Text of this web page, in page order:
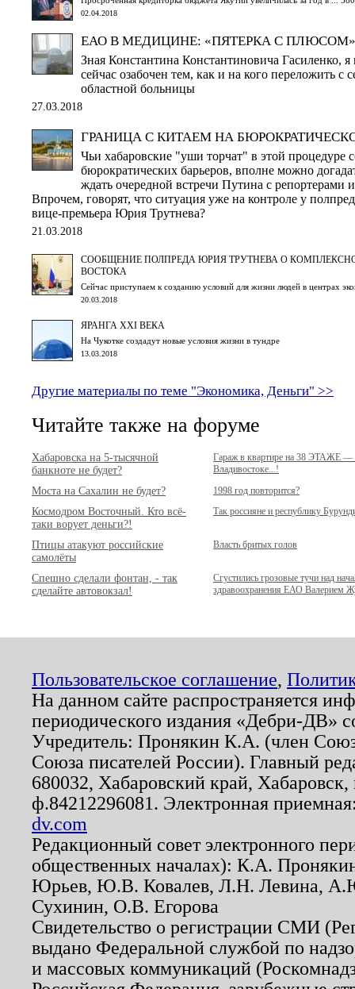
02.04.2018
ЕАО В МЕДИЦИНЕ: «ПЯТЕРКА С
Зная Константина Константиновича Гасиленко, я
сейчас озабочен тем, как и на кого переложить с
областной больницы
27.03.2018
ГРАНИЦА С КИТАЕМ НА
Чьи хабаровские "уши торчат" в этой процедуре
бюрократических барьеров, вполне можно
ждать очередной встречи Путина с репортерами
Впрочем, говорят, что ситуация уже на контроле у
вице-премьера Юрия Трутнева?
21.03.2018
СООБЩЕНИЕ ПОЛПРЕДА ЮРИЯ ТРУТНЕВА О
ВОСТОКА
Сейчас приступаем к созданию условий для жизни людей в центрах
20.03.2018
ЯРАНГА XXI ВЕКА
На Чукотке создадут новые условия жизни в тундре
13.03.2018
Другие материалы по теме "Экономика, Деньги" >>
Читайте также на форуме
Хабаровска на 5-тысячной
банкноте не будет?
Гараж в квартире на 38 ЭТАЖЕ —
Владивостоке...!
Моста на Сахалин не будет? 1998 год повторится?
Космодром Восточный. Кто всё-
таки ворует деньги?!
Так россияне и республику
Птицы атакуют российские
самолёты
Власть бритых голов
Спешно сделали фонтан, - так
сделайте автовокзал!
Сгустились грозовые тучи над
здравоохранения ЕАО Валерием
Пользовательское соглашение,
На данном сайте распространяется
периодического издания «Дебри-ДВ»
Учредитель: Пронякин К.А. (член
Союза писателей России). Главный
680032, Хабаровский край,
ф.84212296081. Электронная
dv.com
Редакционный совет электронного
общественных началах): К.А.
Юрьев, Ю.В. Ковалев, Л.Н. Левина,
Сухинин, О.В. Егорова
Свидетельство о регистрации СМИ
выдано Федеральной службой по
и массовых коммуникаций